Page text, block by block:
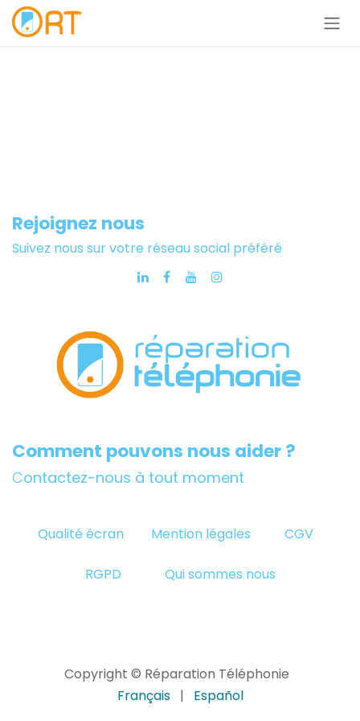
Se rendre au contenu
Rejoignez nous
Suivez nous sur votre réseau social préféré
Comment pouvons nous aider ?
Contactez-nous à tout moment
Qualité écran Mention légales CGV
RGPD Qui sommes nous
Copyright © Réparation Téléphonie
Français | Español